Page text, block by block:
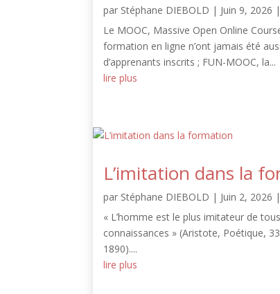
par Stéphane DIEBOLD | Juin 9, 2026 |
Le MOOC, Massive Open Online
formation en ligne n’ont jamais été
d’apprenants inscrits ; FUN-MOOC, la...
lire plus
L’imitation dans la
par Stéphane DIEBOLD | Juin 2, 2026 |
« L’homme est le plus imitateur de
connaissances » (Aristote, Poétique,
1890)....
lire plus